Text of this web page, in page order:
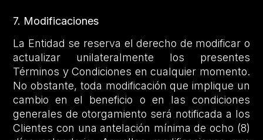
7. Modificaciones
La Entidad se reserva el derecho de modificar o
actualizar unilateralmente los presentes
Términos y Condiciones en cualquier momento.
No obstante, toda modificación que implique un
cambio en el beneficio o en las condiciones
generales de otorgamiento será notificada a los
Clientes con una antelación mínima de ocho (8)